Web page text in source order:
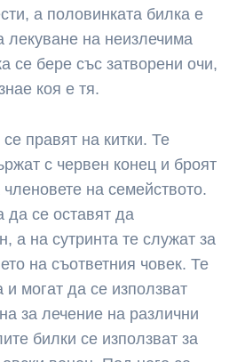
а половинката билка е
лекуване на неизлечима
се бере със затворени очи,
коя е тя.
правят на китки. Те
с червен конец и броят
на семейството.
да се оставят да
а на сутринта те служат за
на съответния човек. Те
и могат да се използват
за лечение на различни
билки се използват за